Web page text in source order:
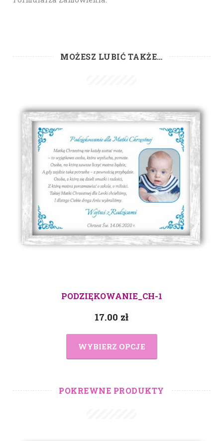
MOŻESZ LUBIĆ TAKŻE…
PODZIĘKOWANIE_CH-1
17.00 zł
WYBIERZ OPCJE
POKREWNE PRODUKTY